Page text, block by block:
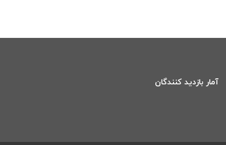
آمار بازدید کنندگان